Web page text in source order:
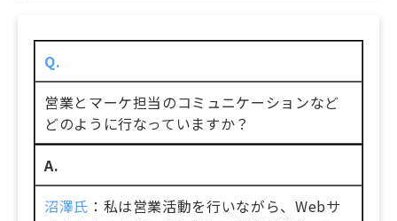
Q.
営業とマーケ担当のコミュニケーションなど
どのように行なっていますか？
A.
沼澤氏 ：私は営業活動を行いながら、Webサ